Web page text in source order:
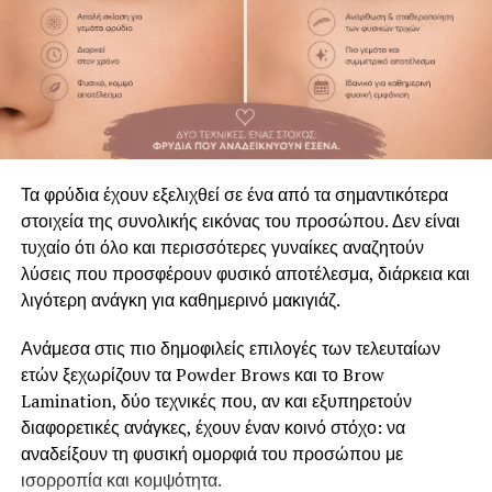
Ένα ποιοτικό μαγιό ξεχωρίζει από την πρώτη στιγμή. Δεν
είναι μόνο το σχέδιο ή το χρώμα, αλλά η εφαρμογή του
στο σώμα, η αίσθηση του υφάσματος και η ελευθερία
κινήσεων που προσφέρει.
Όταν το μαγιό εφαρμόζει σωστά, δεν χρειάζεται να το
διορθώνεις συνεχώς, ούτε να σκέφτεσαι αν σε κολακεύει.
Ακολουθεί φυσικά το σώμα, προσφέρει στήριξη όπου
χρειάζεται και σου επιτρέπει να απολαμβάνεις πραγματικά
το καλοκαίρι — είτε βρίσκεσαι σε μια ξαπλώστρα, είτε
κολυμπάς, είτε απολαμβάνεις ένα cocktail δίπλα στη
Τα φρύδια έχουν εξελιχθεί σε ένα από τα σημαντικότερα
στοιχεία της συνολικής εικόνας του προσώπου. Δεν είναι
τυχαίο ότι όλο και περισσότερες γυναίκες αναζητούν
λύσεις που προσφέρουν φυσικό αποτέλεσμα, διάρκεια και
λιγότερη ανάγκη για καθημερινό μακιγιάζ.
Ανάμεσα στις πιο δημοφιλείς επιλογές των τελευταίων
ετών ξεχωρίζουν τα Powder Brows και το Brow
Lamination, δύο τεχνικές που, αν και εξυπηρετούν
διαφορετικές ανάγκες, έχουν έναν κοινό στόχο: να
αναδείξουν τη φυσική ομορφιά του προσώπου με
ισορροπία και κομψότητα.